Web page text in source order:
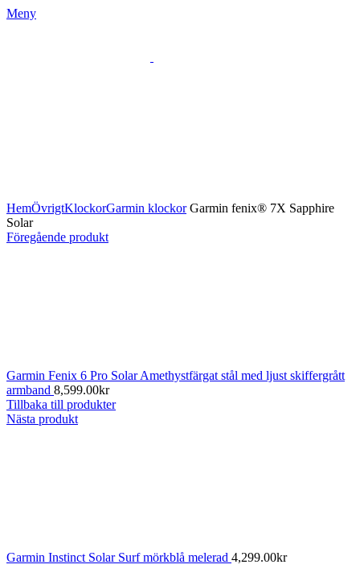
Meny
HemÖvrigtKlockorGarmin klockorGarmin fenix® 7X Sapphire
Solar
Föregående produkt
Garmin Fenix 6 Pro Solar Amethystfärgat stål med ljust skiffergrått
armband 8,599.00kr
Tillbaka till produkter
Nästa produkt
Garmin Instinct Solar Surf mörkblå melerad 4,299.00kr